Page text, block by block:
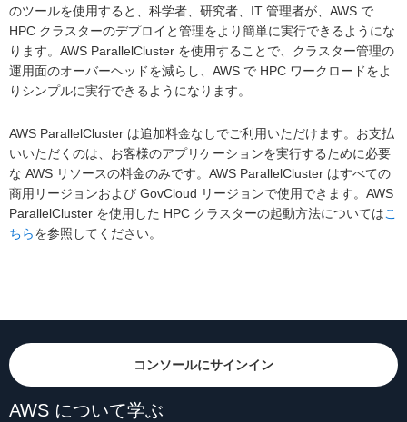
のツールを使用すると、科学者、研究者、IT 管理者が、AWS で
HPC クラスターのデプロイと管理をより簡単に実行できるようにな
ります。AWS ParallelCluster を使用することで、クラスター管理の
運用面のオーバーヘッドを減らし、AWS で HPC ワークロードをよ
りシンプルに実行できるようになります。
AWS ParallelCluster は追加料金なしでご利用いただけます。お支払
いいただくのは、お客様のアプリケーションを実行するために必要
な AWS リソースの料金のみです。AWS ParallelCluster はすべての
商用リージョンおよび GovCloud リージョンで使用できます。AWS
ParallelCluster を使用した HPC クラスターの起動方法についてはこ
ちらを参照してください。
コンソールにサインイン
AWS について学ぶ